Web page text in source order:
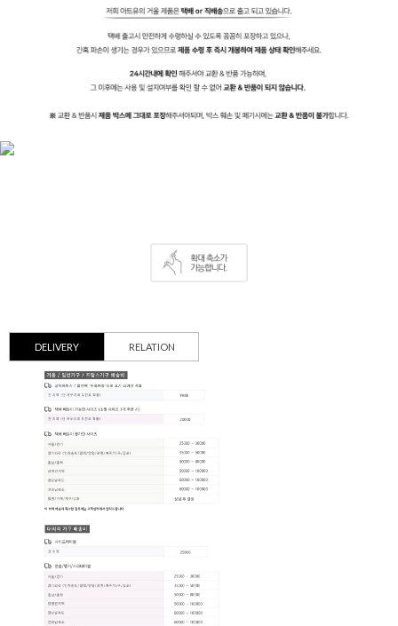
DELIVERY RELATION